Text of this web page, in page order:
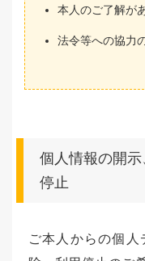
本人のご了解が
法令等への協力
個人情報の開
停止
ご本人からの個人